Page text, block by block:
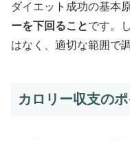
ダイエット成功の基本
ーを下回ることです。
はなく、適切な範囲で
カロリー収支のポ